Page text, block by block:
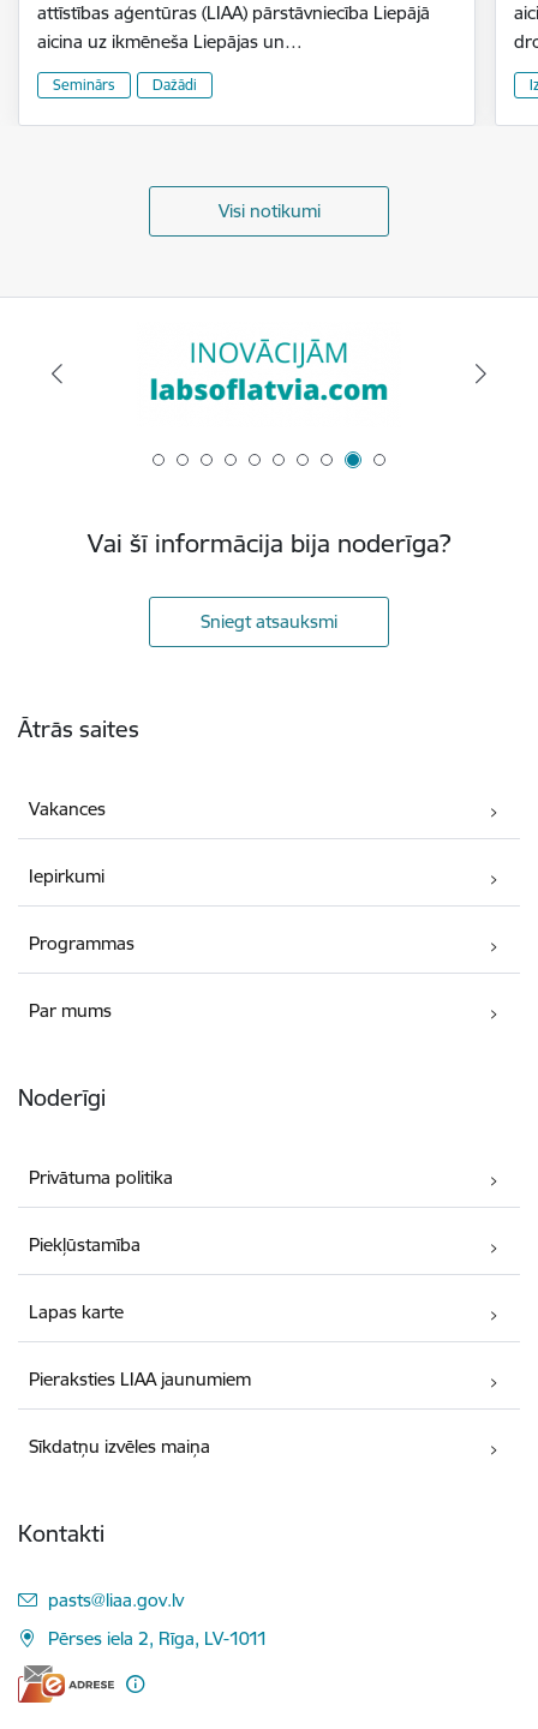
attīstības aģentūras (LIAA) pārstāvniecība Liepājā
aicina uz ikmēneša Liepājas un…
Seminārs Dažādi
Visi notikumi
Vai šī informācija bija noderīga?
Sniegt atsauksmi
Ātrās saites
Vakances
Iepirkumi
Programmas
Par mums
Noderīgi
Privātuma politika
Piekļūstamība
Lapas karte
Pieraksties LIAA jaunumiem
Sīkdatņu izvēles maiņa
Kontakti
E-pasts:
pasts@liaa.gov.lv
Pērses iela 2, Rīga, LV-1011